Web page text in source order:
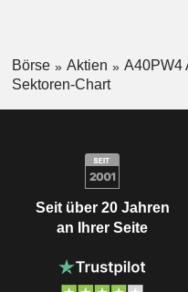
Börse Aktien A40PW4
Sektoren-Chart
Seit über 20 Jahren
an Ihrer Seite